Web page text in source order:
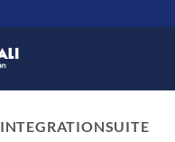
INTEGRATIONSUITE